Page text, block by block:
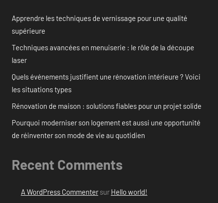
Apprendre les techniques de vernissage pour une qualité
supérieure
Techniques avancées en menuiserie : le rôle de la découpe
laser
Quels événements justifient une rénovation intérieure ? Voici
les situations types
Rénovation de maison : solutions fiables pour un projet solide
Pourquoi moderniser son logement est aussi une opportunité
de réinventer son mode de vie au quotidien
Recent Comments
A WordPress Commentersur Hello world!